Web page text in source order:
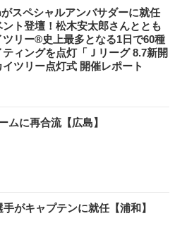
スペシャルアンバサダーに就任
ト登壇！松木安太郎さんととも
ツリー®史上最多となる1日で60種
ィングを点灯「Ｊリーグ 8.7新開
ツリー点灯式 開催レポート
ムに再合流【広島】
がキャプテンに就任【浦和】